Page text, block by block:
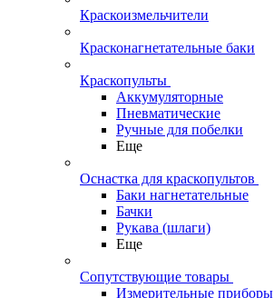
Краскоизмельчители
Красконагнетательные баки
Краскопульты
Аккумуляторные
Пневматические
Ручные для побелки
Еще
Оснастка для краскопультов
Баки нагнетательные
Бачки
Рукава (шлаги)
Еще
Сопутствующие товары
Измерительные приборы